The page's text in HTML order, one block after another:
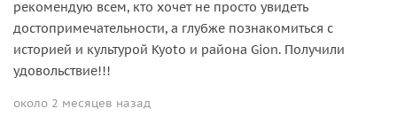
рекомендую всем, кто хочет не просто увидеть
достопримечательности, а глубже познакомиться с
историей и культурой Kyoto и района Gion. Получили
удовольствие!!!
около 2 месяцев назад